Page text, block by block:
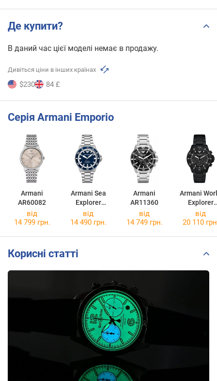
Де купити?
В даний час цієї моделі немає в продажу.
Дивіться ціни в інших країнах
$230 84 £
Серія Armani Emporio
Armani
AR60082
Armani Sea
Explorer
AR60079
Armani
AR11360
Armani
Explorer
AR11784
від
14 799 грн.
від
14 490 грн.
від
14 749 грн.
від
20 110
Корисні статті